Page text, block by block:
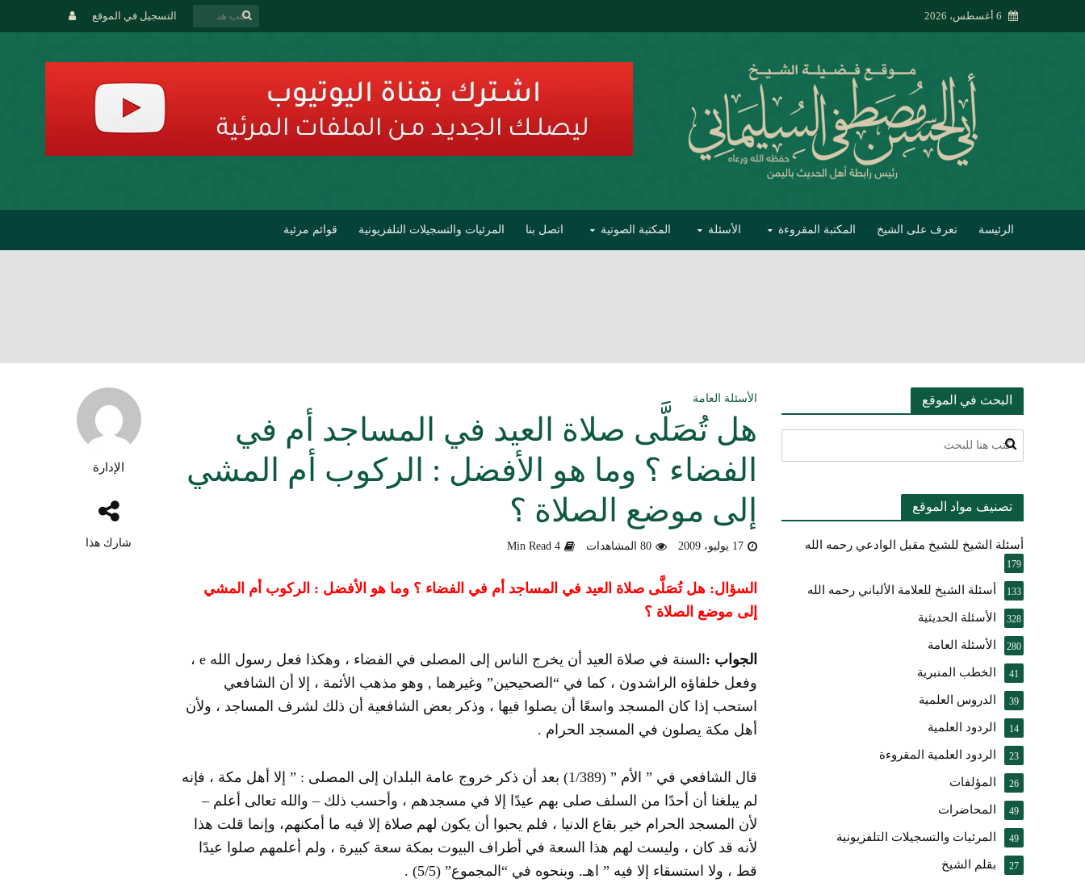
التسجيل في الموقع 6 أغسطس، 2026
الرئيسة تعرف على الشيخ المكتبة المقروءة الأسئلة المكتبة الصوتية اتصل بنا المرئيات والتسجيلات التلفزيونية قوائم مرئية
التعليق على ميثاق العمل الدعوي بين علماء ودعاة اليمن (صوت)
أسئلة عبدالله السليماني الحديثية للشيخ المحدث أبي الحسن السليماني
بيان بشأن حادث نيوزلندا الإرهابي
حقيقة موقف الشيخ الألباني رحمه الله من أخطاء الجماعات الإسلامية
شرح الضوابط الفقهية في التعامل مع المخالف – صوت
تعقيب على مقال الدكتور صادق بن محمد البيضاني حول فَهْمِهِ كلامي عن تنظيم القاعدة
النصيحة والتبيان لأهل السودان
الإدارة
شارك هذا
الأسئلة العامة
هل تُصَلَّى صلاة العيد في المساجد أم في
الفضاء ؟ وما هو الأفضل : الركوب أم المشي
إلى موضع الصلاة ؟
17 يوليو، 2009 80 المشاهدات 4 Min Read
السؤال: هل تُصَلَّى صلاة العيد في المساجد أم في الفضاء ؟ وما هو الأفضل : الركوب أم المشي
إلى موضع الصلاة ؟
الجواب : السنة في صلاة العيد أن يخرج الناس إلى المصلى في الفضاء ، وهكذا فعل رسول الله e،
وفعل خلفاؤه الراشدون ، كما في “الصحيحين” وغيرهما , وهو مذهب الأئمة ، إلا أن الشافعي
استحب إذا كان المسجد واسعًا أن يصلوا فيها ، وذكر بعض الشافعية أن ذلك لشرف المساجد ، ولأن
أهل مكة يصلون في المسجد الحرام .
قال الشافعي في ” الأم ” (1/389) بعد أن ذكر خروج عامة البلدان إلى المصلى : ” إلا أهل مكة ، فإنه
لم يبلغنا أن أحدًا من السلف صلى بهم عيدًا إلا في مسجدهم ، وأحسب ذلك – والله تعالى أعلم –
لأن المسجد الحرام خير بقاع الدنيا ، فلم يحبوا أن يكون لهم صلاة إلا فيه ما أمكنهم، وإنما قلت هذا
لأنه قد كان ، وليست لهم هذا السعة في أطراف البيوت بمكة سعة كبيرة ، ولم أعلمهم صلوا عيدًا
قط ، ولا استسقاء إلا فيه ” اهـ. وبنحوه في “المجموع” (5/5) .
البحث في الموقع
تصنيف مواد الموقع
أسئلة الشيخ للشيخ مقبل الوادعي رحمه الله
179
أسئلة الشيخ للعلامة الألباني رحمه الله 133
الأسئلة الحديثية 328
الأسئلة العامة 280
الخطب المنبرية 41
الدروس العلمية 39
الردود العلمية 14
الردود العلمية المقروءة 23
المؤلفات 26
المحاضرات 49
المرئيات والتسجيلات التلفزيونية 49
بقلم الشيخ 27